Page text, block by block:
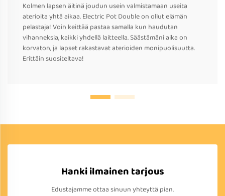
Kolmen lapsen äitinä joudun usein valmistamaan useita
aterioita yhtä aikaa. Electric Pot Double on ollut elämän
pelastaja! Voin keittää pastaa samalla kun haudutan
vihanneksia, kaikki yhdellä laitteella. Säästämäni aika on
korvaton, ja lapset rakastavat aterioiden monipuolisuutta.
Erittäin suositeltava!
Hanki ilmainen tarjous
Edustajamme ottaa sinuun yhteyttä pian.